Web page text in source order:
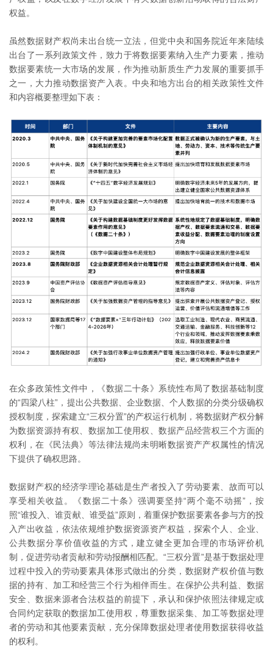
权益。
虽然数据财产权尚未出台统一立法，但党中央和国务院近年来陆续
出台了一系列政策文件，致力于将数据要素纳入生产力要素，推动
数据要素统一大市场的发展，作为推动新质生产力发展的重要抓手
之一，大力推动数据资产入表。中央和地方出台的相关政策性文件
和内容概要整理如下表：
在众多政策性文件中，《数据二十条》系统性布局了数据基础制度
的“四梁八柱”，提出公共数据、企业数据、个人数据的分类分级确权
授权制度，探索建立“三权分置”的产权运行机制，将数据财产权分解
为数据资源持有权、数据加工使用权、数据产品经营权三个方面的
权利，在《民法典》等法律法规尚未明晰数据资产产权属性的情况
下提供了确权思路。
数据财产权的经济学理论基础是生产者投入了劳动要素、故而可以
享受相关收益。《数据二十条》强调要坚持“两个毫不动摇”，按
照“谁投入、谁贡献、谁受益”原则，着重保护数据要素各参与方的投
入产出收益，依法依规维护数据资源资产权益，探索个人、企业、
公共数据分享价值收益的方式，建立健全更加合理的市场评价机
制，促进劳动者贡献和劳动报酬相匹配。“三权分置”是基于数据处理
过程中投入的劳动要素具体形式做出的分类，数据财产权价值与数
据的持有、加工和经营三个行为相伴而生。在保护公共利益、数据
安全、数据来源者合法权益的前提下，承认和保护依照法律规定或
合同约定获取的数据加工使用权，尊重数据采集、加工等数据处理
者的劳动和其他要素贡献，充分保障数据处理者使用数据获得收益
的权利。